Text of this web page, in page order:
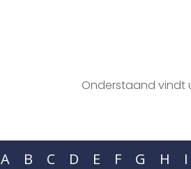
Onderstaand vindt
A B C D E F G H I